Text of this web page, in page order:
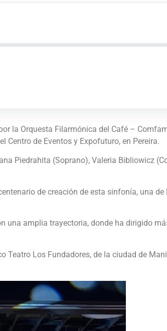
la Orquesta Filarmónica del Café –
Centro de Eventos y Expofuturo, en Pereira.
Piedrahita (Soprano), Valeria Bibliowicz
de creación de esta sinfonía, una
una amplia trayectoria, donde ha dirigido
Los Fundadores, de la ciudad de